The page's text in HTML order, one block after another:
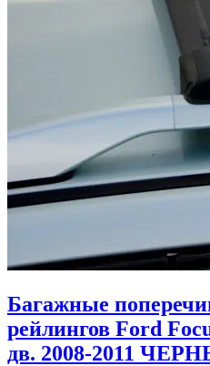
Багажные
рейлингов Ford
дв. 2008-2011